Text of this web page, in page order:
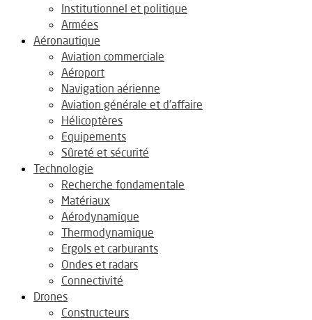
Institutionnel et politique
Armées
Aéronautique
Aviation commerciale
Aéroport
Navigation aérienne
Aviation générale et d’affaire
Hélicoptères
Equipements
Sûreté et sécurité
Technologie
Recherche fondamentale
Matériaux
Aérodynamique
Thermodynamique
Ergols et carburants
Ondes et radars
Connectivité
Drones
Constructeurs